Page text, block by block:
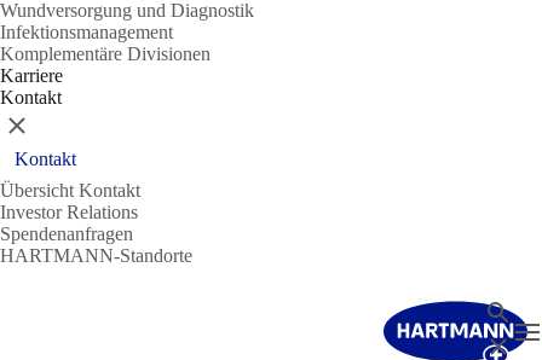
Wundversorgung und Diagnostik
Infektionsmanagement
Komplementäre Divisionen
Karriere
Kontakt
Schließen
Kontakt
Übersicht Kontakt
Investor Relations
Spendenanfragen
HARTMANN-Standorte
Suche